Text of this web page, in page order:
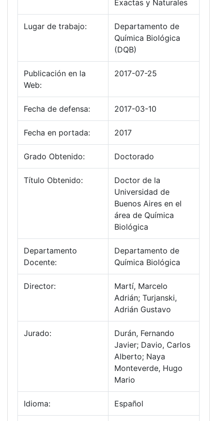
Exactas y Naturales
Lugar de trabajo:
Departamento de
Química Biológica
(DQB)
Publicación en la
Web:
2017-07-25
Fecha de defensa: 2017-03-10
Fecha en portada: 2017
Grado Obtenido: Doctorado
Título Obtenido:
Doctor de la
Universidad de
Buenos Aires en el
área de Química
Biológica
Departamento
Docente:
Departamento de
Química Biológica
Director:
Martí, Marcelo
Adrián; Turjanski,
Adrián Gustavo
Jurado:
Durán, Fernando
Javier; Davio, Carlos
Alberto; Naya
Monteverde, Hugo
Mario
Idioma: Español